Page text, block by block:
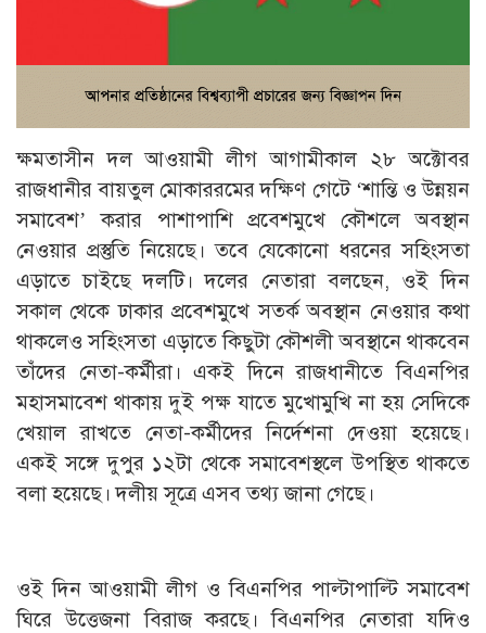
ক্ষমতাসীন দল আওয়ামী লীগ আগামীকাল ২৮ অক্টোবর
রাজধানীর বায়তুল মোকাররমের দক্ষিণ গেটে ‘শান্তি ও উন্নয়ন
সমাবেশ’ করার পাশাপাশি প্রবেশমুখে কৌশলে অবস্থান
নেওয়ার প্রস্তুতি নিয়েছে। তবে যেকোনো ধরনের সহিংসতা
এড়াতে চাইছে দলটি। দলের নেতারা বলছেন, ওই দিন
সকাল থেকে ঢাকার প্রবেশমুখে সতর্ক অবস্থান নেওয়ার কথা
থাকলেও সহিংসতা এড়াতে কিছুটা কৌশলী অবস্থানে থাকবেন
তাঁদের নেতা-কর্মীরা। একই দিনে রাজধানীতে বিএনপির
মহাসমাবেশ থাকায় দুই পক্ষ যাতে মুখোমুখি না হয় সেদিকে
খেয়াল রাখতে নেতা-কর্মীদের নির্দেশনা দেওয়া হয়েছে।
একই সঙ্গে দুপুর ১২টা থেকে সমাবেশস্থলে উপস্থিত থাকতে
বলা হয়েছে। দলীয় সূত্রে এসব তথ্য জানা গেছে।
ওই দিন আওয়ামী লীগ ও বিএনপির পাল্টাপাল্টি সমাবেশ
ঘিরে উত্তেজনা বিরাজ করছে। বিএনপির নেতারা যদিও